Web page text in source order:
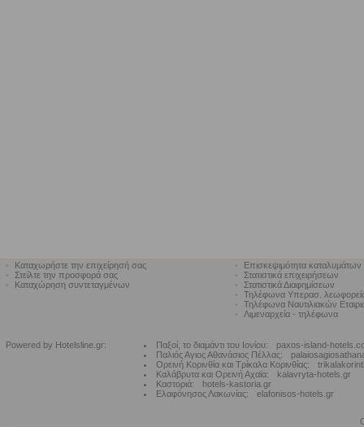
Καταχωρήστε την επιχείρησή σας
Στείλτε την προσφορά σας
Καταχώρηση συντεταγμένων
Επισκεψιμότητα καταλυμάτων
Στατιστικά επιχειρήσεων
Στατιστικά Διαφημίσεων
Τηλέφωνα Υπερασ.
Τηλέφωνα Ναυτιλιακών
Λιμεναρχεία - τηλέφωνα
Powered by Hotelsline.gr: Παξοί, το διαμάντι του Ιονίου:
paxos-island-
Παλιός Αγιος Αθανάσιος Πέλλας:
Ορεινή Κορινθία και Τρίκαλα Κορινθίας:
Καλάβρυτα και Ορεινή Αχαϊα:
kalavryta-hotels.gr
Καστοριά:
hotels-kastoria.gr
Ελαφόνησος Λακωνίας:
elafonisos-hotels.gr